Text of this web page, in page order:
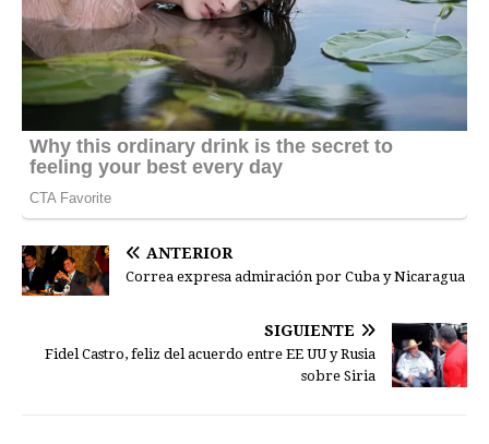
ANTERIOR
Correa expresa admiración por Cuba y Nicaragua
SIGUIENTE
Fidel Castro, feliz del acuerdo entre EE UU y Rusia
sobre Siria